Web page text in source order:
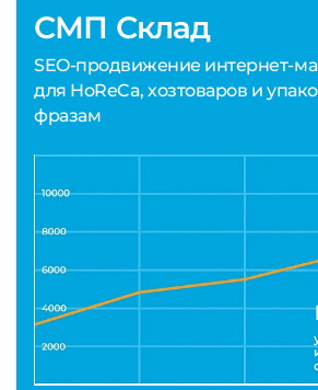
СМП Склад
SEO-продвижение интернет-
для HoReCa, хозтоваров и
фразам